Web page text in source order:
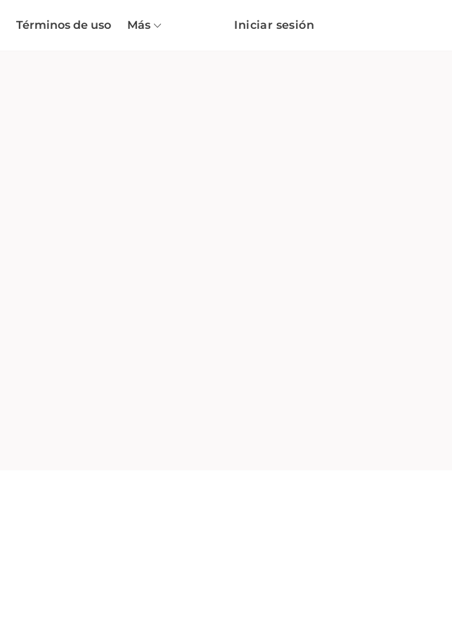
Términos de uso Más Iniciar sesión